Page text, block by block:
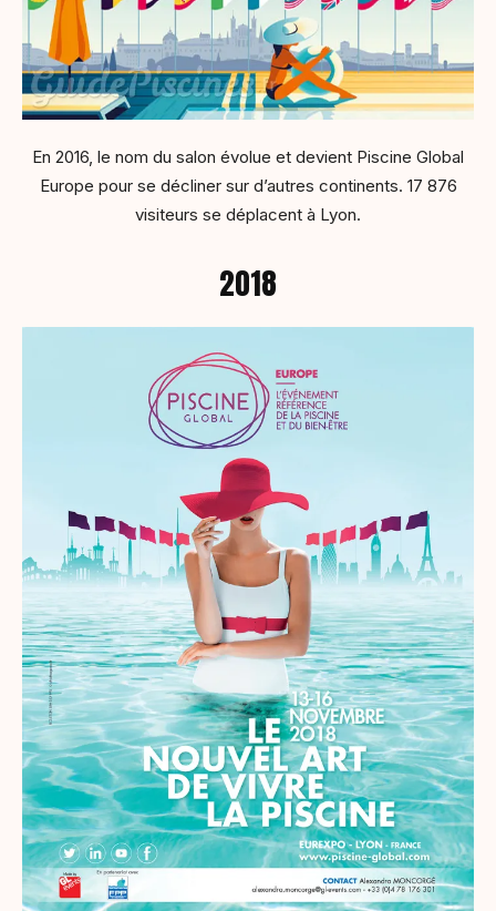
En 2016, le nom du salon évolue et devient Piscine Global
Europe pour se décliner sur d’autres continents. 17 876
visiteurs se déplacent à Lyon.
2018